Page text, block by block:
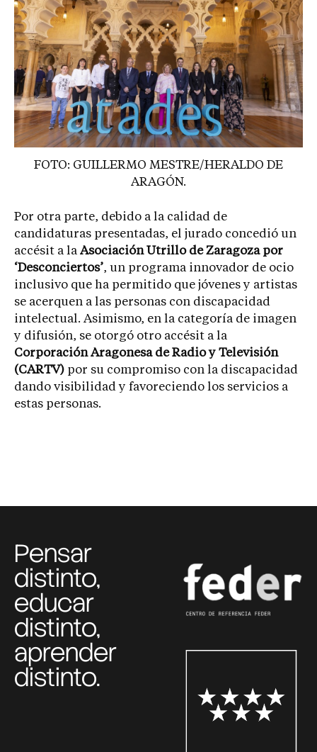
FOTO: GUILLERMO MESTRE/HERALDO DE
ARAGÓN.
Por otra parte, debido a la calidad de
candidaturas presentadas, el jurado concedió un
accésit a la Asociación Utrillo de Zaragoza por
‘Desconciertos’, un programa innovador de ocio
inclusivo que ha permitido que jóvenes y artistas
se acerquen a las personas con discapacidad
intelectual. Asimismo, en la categoría de imagen
y difusión, se otorgó otro accésit a la
Corporación Aragonesa de Radio y Televisión
(CARTV) por su compromiso con la discapacidad
dando visibilidad y favoreciendo los servicios a
estas personas.
Pensar
distinto,
educar
distinto,
aprender
distinto.